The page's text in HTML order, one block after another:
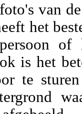
van
het
of
is het
te